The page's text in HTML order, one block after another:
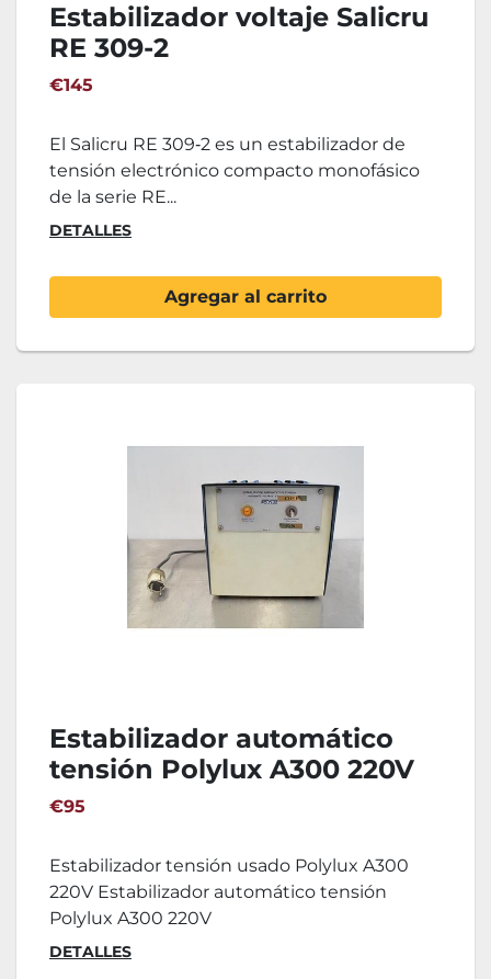
Estabilizador voltaje Salicru
RE 309-2
€145
El Salicru RE 309‑2 es un estabilizador de
tensión electrónico compacto monofásico
de la serie RE...
DETALLES
Agregar al carrito
Estabilizador automático
tensión Polylux A300 220V
€95
Estabilizador tensión usado Polylux A300
220V Estabilizador automático tensión
Polylux A300 220V
DETALLES